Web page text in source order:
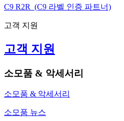
C9 R2R (C9 라벨 인증 파트너)
고객 지원
고객 지원
소모품 & 악세서리
소모품 & 악세서리
소모품 뉴스